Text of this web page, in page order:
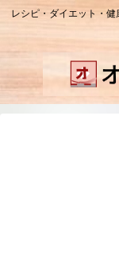
レシピ・ダイエット・